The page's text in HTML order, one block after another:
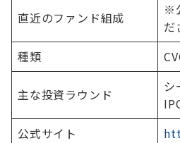
直近のファンド組成
※
だ
種類
主な投資ラウンド
シ
公式サイト